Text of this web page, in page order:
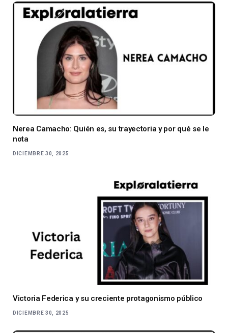
Nerea Camacho: Quién es, su trayectoria y por qué se le
nota
DICIEMBRE 30, 2025
Victoria Federica y su creciente protagonismo público
DICIEMBRE 30, 2025